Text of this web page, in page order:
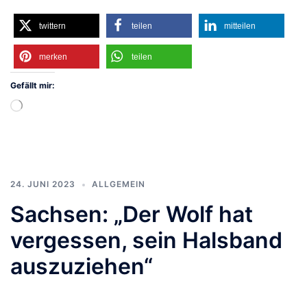
twittern teilen mitteilen
merken teilen
Gefällt mir:
Wird
24. JUNI 2023 ALLGEMEIN
Sachsen: „Der Wolf hat
vergessen, sein Halsband
auszuziehen“